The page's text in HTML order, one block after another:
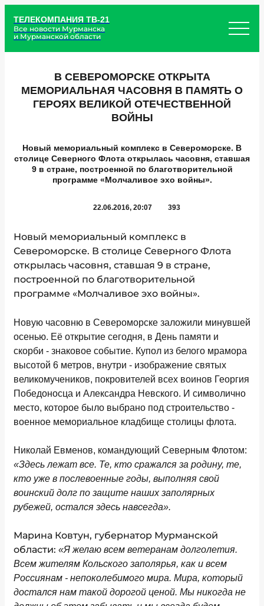
ТЕЛЕКОМПАНИЯ ТВ-21
Все новости Мурманска
и Мурманской области
В СЕВЕРОМОРСКЕ ОТКРЫТА
МЕМОРИАЛЬНАЯ ЧАСОВНЯ В ПАМЯТЬ О
ГЕРОЯХ ВЕЛИКОЙ ОТЕЧЕСТВЕННОЙ
ВОЙНЫ
Новый мемориальный комплекс в Североморске. В
столице Северного Флота открылась часовня, ставшая
9 в стране, построенной по благотворительной
программе «Молчаливое эхо войны».
22.06.2016, 20:07 393
Новый мемориальный комплекс в
Североморске. В столице Северного Флота
открылась часовня, ставшая 9 в стране,
построенной по благотворительной
программе «Молчаливое эхо войны».
Новую часовню в Североморске заложили минувшей
осенью. Её открытие сегодня, в День памяти и
скорби - знаковое событие. Купол из белого мрамора
высотой 6 метров, внутри - изображение святых
великомучеников, покровителей всех воинов Георгия
Победоносца и Александра Невского. И символично
место, которое было выбрано под строительство -
военное мемориальное кладбище столицы флота.
Николай Евменов, командующий Северным Флотом:
«Здесь лежат все. Те, кто сражался за родину, те,
кто уже в послевоенные годы, выполняя свой
воинский долг по защите наших заполярных
рубежей, остался здесь навсегда».
Марина Ковтун, губернатор Мурманской
области: «Я желаю всем ветеранам долголетия.
Всем жителям Кольского заполярья, как и всем
Россиянам - непоколебимого мира. Мира, который
достался нам такой дорогой ценой. Мы никогда не